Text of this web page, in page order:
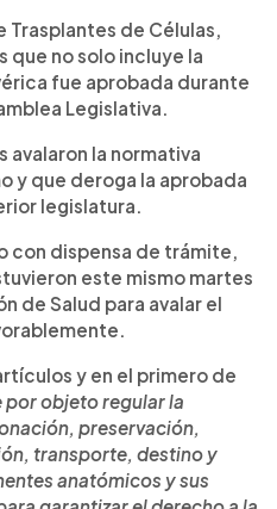
Trasplantes de Células,
que no solo incluye la
fue aprobada durante
Legislativa.
avalaron la normativa
y que deroga la aprobada
legislatura.
con dispensa de trámite,
este mismo martes
de Salud para avalar el
y en el primero de
por objeto regular la
preservación,
transporte, destino y
anatómicos y sus